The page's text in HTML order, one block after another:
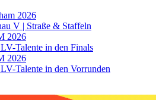
2026
V | Straße & Staffeln
2026
Talente in den Finals
2026
Talente in den Vorrunden